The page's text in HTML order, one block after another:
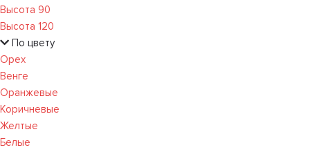
Высота 90
Высота 120
По цвету
Орех
Венге
Оранжевые
Коричневые
Желтые
Белые